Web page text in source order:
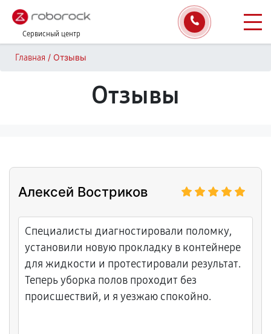
Сервисный центр
Главная / Отзывы
Отзывы
Алексей Востриков
Специалисты диагностировали поломку,
установили новую прокладку в контейнере
для жидкости и протестировали результат.
Теперь уборка полов проходит без
происшествий, и я уезжаю спокойно.